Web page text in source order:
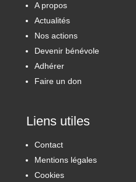
A propos
Actualités
Nos actions
Devenir bénévole
Adhérer
Faire un don
Liens utiles
Contact
Mentions légales
Cookies